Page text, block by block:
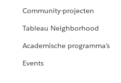
Community-projecten
Tableau Neighborhood
Academische programma's
Events